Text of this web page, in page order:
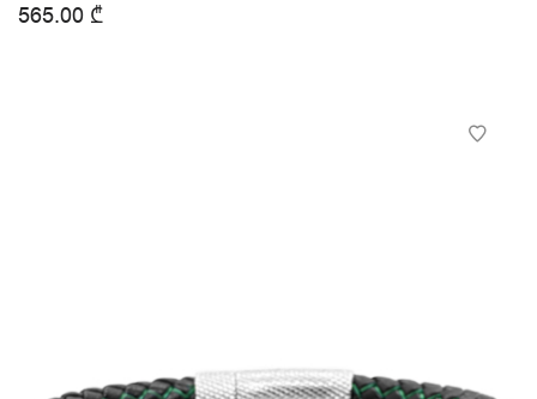
565.00 ₾